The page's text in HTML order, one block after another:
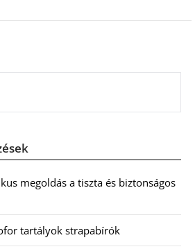
megoldás a tiszta és biztonságos
tartályok strapabírók